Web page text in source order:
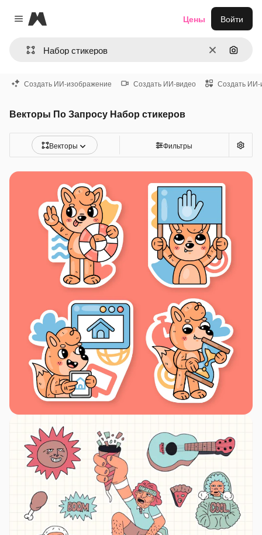
Close menu
Magnific
ОчиститьПоиск
Цены Войти
Создать ИИ-изображение Создать ИИ-видео Создать ИИ-
Векторы По Запросу Набор стикеров
Векторы Фильтры